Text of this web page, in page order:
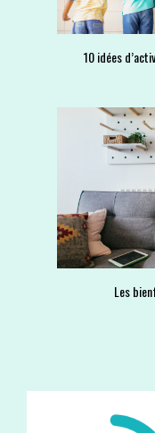
10 idées
Les